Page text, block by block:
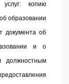
услуг: копию
образовании
документа об
и о
должностным